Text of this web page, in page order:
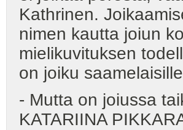
Kathrinen.
nimen kautta joiun
mielikuvituksen
on joiku
- Mutta on joiussa
KATARIINA